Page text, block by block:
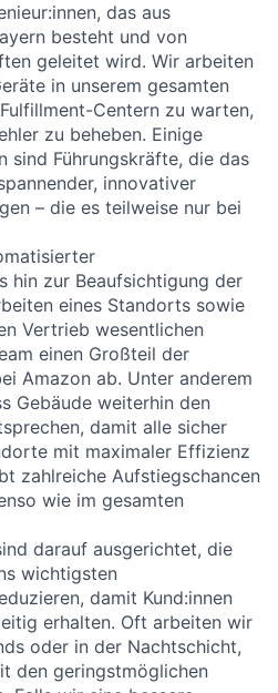
das aus
besteht und von
geleitet wird. Wir arbeiten
in unserem gesamten
Centern zu warten,
zu beheben. Einige
sind Führungskräfte, die das
innovativer
– die es teilweise nur bei
hin zur Beaufsichtigung der
eines Standorts sowie
Vertrieb wesentlichen
einen Großteil der
Amazon ab. Unter anderem
Gebäude weiterhin den
damit alle sicher
mit maximaler Effizienz
zahlreiche Aufstiegschancen
wie im gesamten
darauf ausgerichtet, die
wichtigsten
damit Kund:innen
erhalten. Oft arbeiten wir
oder in der Nachtschicht,
den geringstmöglichen